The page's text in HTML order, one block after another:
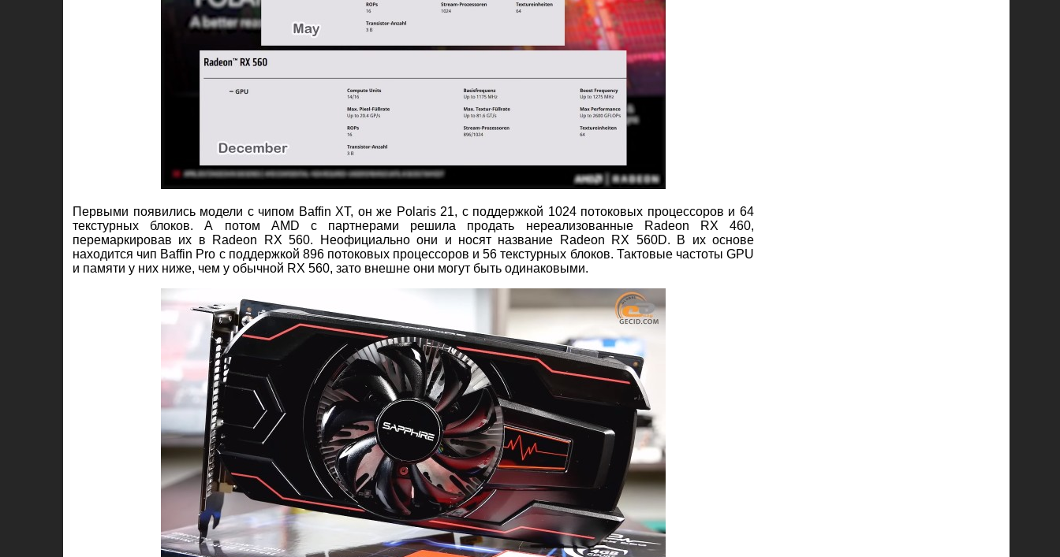
Первыми появились модели с чипом Baffin XT, он же Polaris 21, с поддержкой 1024 потоковых процессоров и 64
текстурных блоков. А потом AMD с партнерами решила продать нереализованные Radeon RX 460,
перемаркировав их в Radeon RX 560. Неофициально они и носят название Radeon RX 560D. В их основе
находится чип Baffin Pro с поддержкой 896 потоковых процессоров и 56 текстурных блоков. Тактовые частоты GPU
и памяти у них ниже, чем у обычной RX 560, зато внешне они могут быть одинаковыми.